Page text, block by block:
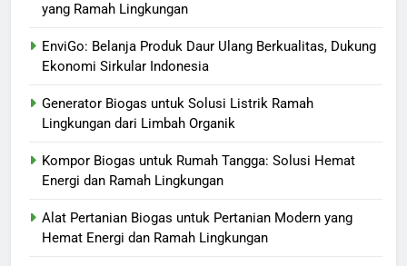
yang Ramah Lingkungan
EnviGo: Belanja Produk Daur Ulang Berkualitas, Dukung
Ekonomi Sirkular Indonesia
Generator Biogas untuk Solusi Listrik Ramah
Lingkungan dari Limbah Organik
Kompor Biogas untuk Rumah Tangga: Solusi Hemat
Energi dan Ramah Lingkungan
Alat Pertanian Biogas untuk Pertanian Modern yang
Hemat Energi dan Ramah Lingkungan